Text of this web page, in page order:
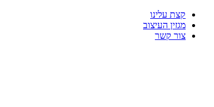
לתוכן
קצת עלינו
מגזין העיצוב
צור קשר